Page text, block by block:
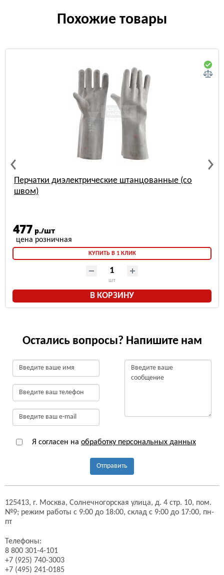
Похожие товары
Перчатки диэлектрические штанцованные (со
швом)
477 р./шт
КУПИТЬ В 1 КЛИК
шт
В КОРЗИНУ
Остались вопросы? Напишите нам
Я согласен на обработку персональных данных
Отправить
125413, г. Москва, Солнечногорская улица, д. 4 стр. 10, пом.
№9; режим работы с 9:00 до 18:00, склад с 9:00 до 17:00, пн-
пт
Телефоны:
8 800 301-4-101
+7 (925) 740-3003
+7 (495) 241-0185